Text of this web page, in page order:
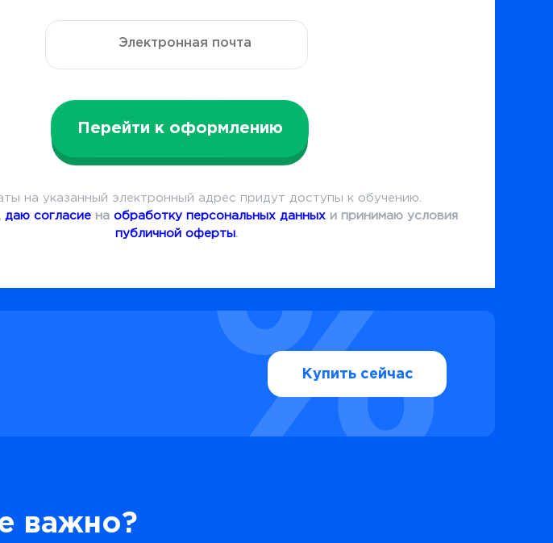
Перейти к оформлению
на указанный электронный адрес придут доступы к обучению.
даю согласиена обработку персональных данныхи принимаю условия
публичной оферты.
Купить сейчас
важно?